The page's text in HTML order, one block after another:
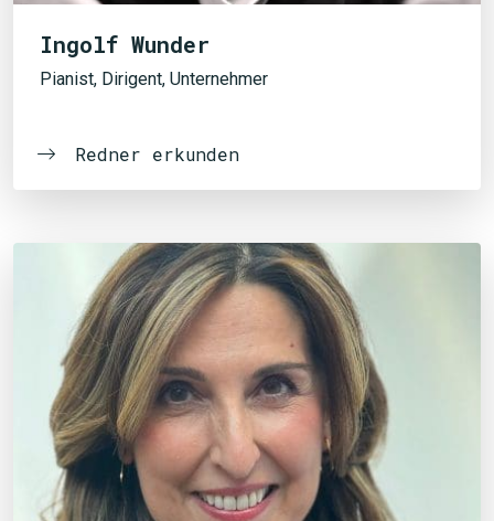
Ingolf Wunder
Pianist, Dirigent, Unternehmer
Redner erkunden